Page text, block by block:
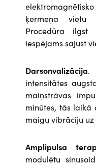
ķermeņa vietu
Procedūra ilgst
iespējams sajust
Darsonvalizācija.
intensitātes
maiņstrāvas
minūtes, tās laikā
maigu vibrāciju uz
Amplipulsa
modulētu